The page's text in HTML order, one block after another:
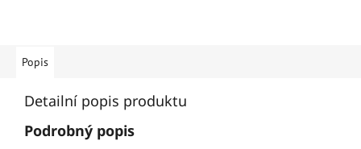
Popis
Detailní popis produktu
Podrobný popis